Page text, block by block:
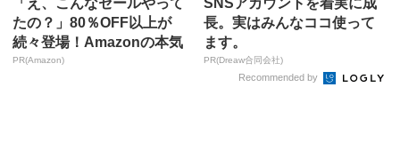
たの？」80％OFF以上が
続々登場！Amazonの本気
が...
PR(Amazon)
長。実はみんなココ使って
ます。
PR(Dreaw合同会社)
Recommended by